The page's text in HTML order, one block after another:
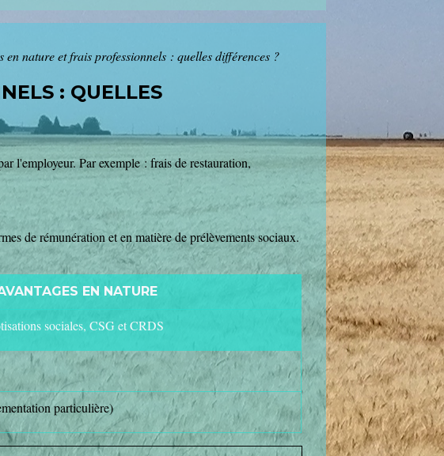
en nature et frais professionnels : quelles différences ?
: QUELLES
l'employeur. Par exemple : frais de restauration,
de rémunération et en matière de prélèvements sociaux.
EN NATURE
sociales, CSG et CRDS
particulière)